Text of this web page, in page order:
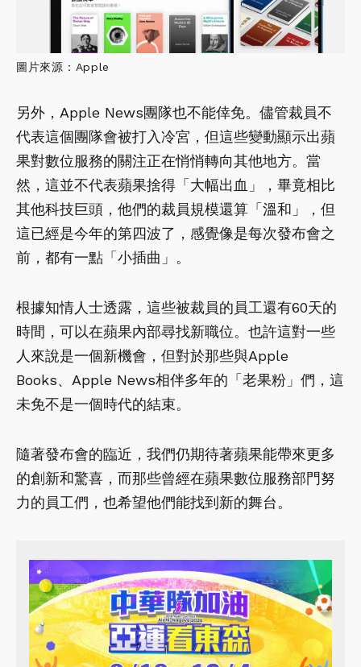
圖片來源：Apple
另外，Apple News團隊也不能倖免。儘管裁員不
代表這個團隊會被打入冷宮，但這些變動顯示出蘋
果對數位服務的關注正在悄悄轉向其他地方。當
然，這並不代表蘋果捨得「大幅出血」，畢竟相比
其他科技巨頭，他們的裁員規模還算「溫和」，但
這已經是今年的第四波了，感覺像是每次發布會之
前，都有一點「小插曲」。
根據知情人士透露，這些被裁員的員工還有60天的
時間，可以在蘋果內部尋找新職位。也許這對一些
人來說是一個新機會，但對於那些與Apple
Books、Apple News相伴多年的「老果粉」們，這
未免不是一個時代的結束。
隨著發布會的臨近，我們仍期待著蘋果能帶來更多
的創新和驚喜，而那些曾經在蘋果數位服務部門努
力的員工們，也希望他們能找到新的舞台。